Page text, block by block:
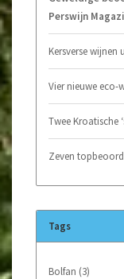
Perswijn
Kersverse
Vier nieuwe eco-
Twee Kroatische
Zeven
Tags
Bolfan (3)